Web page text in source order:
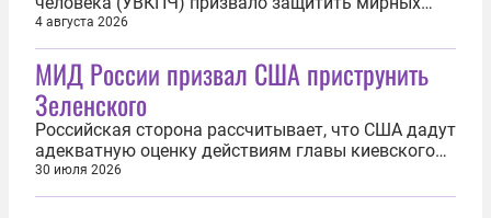
жителей после атаки украинских беспилотников в
Геленджике. Об этом 4 августа заявила
официальный представитель надзорного органа
Марта Уртадо. «Все стороны конфликта обязаны
принимать все возможные меры...
4 августа 2026
МИД России призвал США приструнить
Зеленского
Российская сторона рассчитывает, что США дадут
адекватную оценку действиям главы киевского
режима Владимира Зеленского на фоне его
заявлений о якобы стремлении к миру и
30 июля 2026